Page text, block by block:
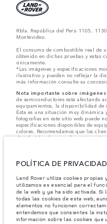
Rbla. República del Perú 1105,
Montevideo.
El consumo de combustible real de
obtenido en dichas pruebas y estas
únicamente.
*Las imágenes y especificaciones
ilustrativo y pueden no reflejar la
más información consulte su
Nota importante sobre
de semiconductores está afectando
equipamientos, la disponibilidad de
Esta es una situación muy dinámica
fotografías en este sitio web puede
especificaciones disponibles de
colores. Recomendamos que los
distribuidor de su preferencia,
Jaguar Land Rover Limited busca
accesorios, por lo que se producen
previo aviso. Según el modelo,
vendrán incluidas de serie. La
y los colores que aparecen en esta
especificaciones europeas. Estos
pueden ser modificados sin previo
equipamiento opcional y accesorios
disponibles en todos los mercados.
POLÍTICA DE PRIVACIDAD
Land Rover utiliza cookies
utilizamos es esencial para el
de la web y ya ha sido activada.
todas las cookies de esta web,
elementos no funcionen
entendemos que consientes la
información sobre las cookies que